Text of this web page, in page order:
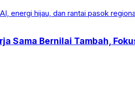
Sama Bernilai Tambah,